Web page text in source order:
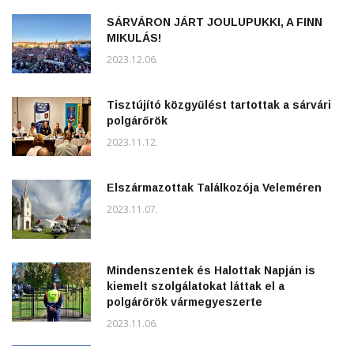
SÁRVÁRON JÁRT JOULUPUKKI, A FINN
MIKULÁS!
2023.12.06.
Tisztújító közgyűlést tartottak a sárvári
polgárőrök
2023.11.12.
Elszármazottak Találkozója Veleméren
2023.11.07.
Mindenszentek és Halottak Napján is
kiemelt szolgálatokat láttak el a
polgárőrök vármegyeszerte
2023.11.06.